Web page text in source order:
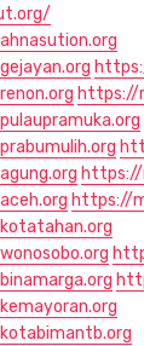
https://
https://
https://